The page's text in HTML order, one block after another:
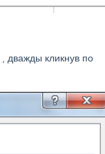
, дважды кликнув по